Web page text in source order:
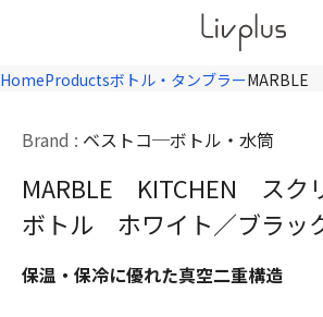
HomeProductsボトル・タンブラーMARBLE
Brand : ベストコ ボトル・水筒
MARBLE KITCHEN スク
ボトル ホワイト／ブラッ
保温・保冷に優れた真空二重構造